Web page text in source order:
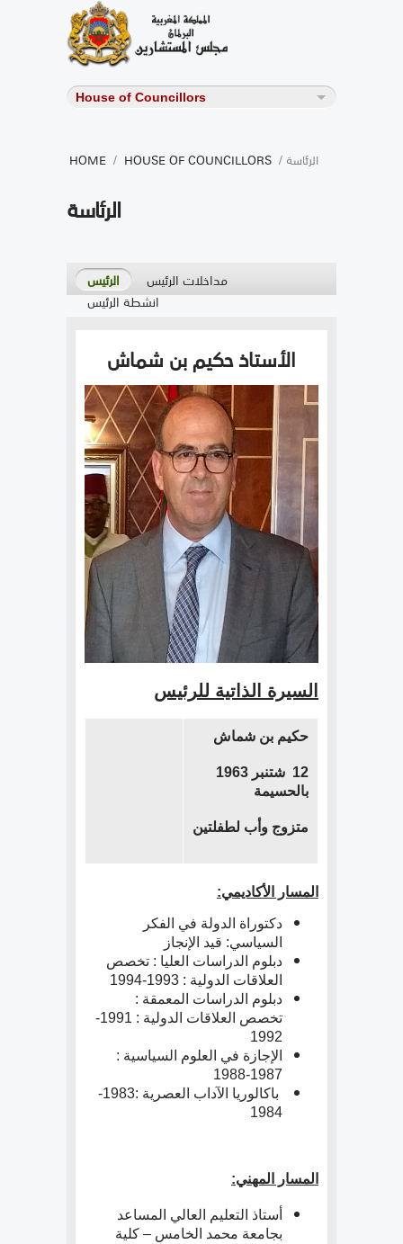
HOME / HOUSE OF COUNCILLORS / الرئاسة
الرئاسة
الرئيس
مداخلات الرئيس
انشطة الرئيس
الأستاذ حكيم بن شماش
السيرة الذاتية للرئيس
حكيم بن شماش
12 شتنبر 1963
بالحسيمة
متزوج وأب لطفلتين
المسار الأكاديمي:
دكتوراة الدولة في الفكر
السياسي: قيد الإنجاز
دبلوم الدراسات العليا : تخصص
العلاقات الدولية : 1993-1994
دبلوم الدراسات المعمقة :
تخصص العلاقات الدولية : 1991-
1992
الإجازة في العلوم السياسية :
1987-1988
باكالوريا الآداب العصرية :1983-
1984
المسار المهني:
أستاذ التعليم العالي المساعد
بجامعة محمد الخامس – كلية